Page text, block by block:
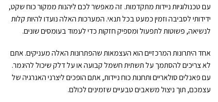
עם טכנולוגיות ניידות מתקדמות. זה מאפשר לכם ליהנות ממקור כוח שקט,
ידידותי לסביבה וזמין כמעט בכל תנאי. המערכות האלה נועדו להיות קלות
לנשיאה, פשוטות לתפעול ומספיק חזקות כדי לעמוד בעומסים שונים.
אחד היתרונות המרכזיים הוא העצמאות שהפתרונות האלה מעניקים. אתם
לא צריכים להסתמך על תשתית חשמל קבועה או על דלק שיכול להיגמר.
עם פאנלים סולאריים ותחנות כוח ניידות, אתם הופכים ליצרני האנרגיה של
עצמכם, תוך ניצול משאבים טבעיים שזמינים לכולם.